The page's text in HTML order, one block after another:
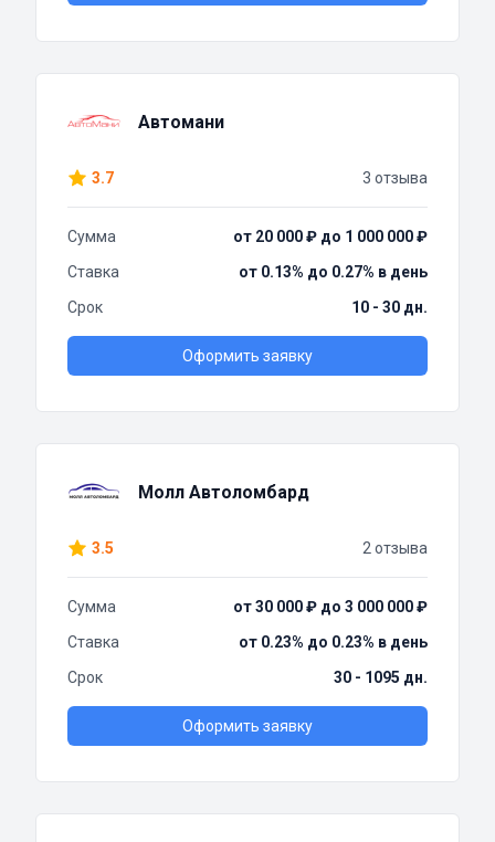
Автомани
3.7 3 отзыва
Сумма
от 20 000 ₽ до 1 000 000 ₽
Ставка
от 0.13% до 0.27% в день
Срок
10 - 30 дн.
Оформить заявку
Молл Автоломбард
3.5 2 отзыва
Сумма
от 30 000 ₽ до 3 000 000 ₽
Ставка
от 0.23% до 0.23% в день
Срок
30 - 1095 дн.
Оформить заявку